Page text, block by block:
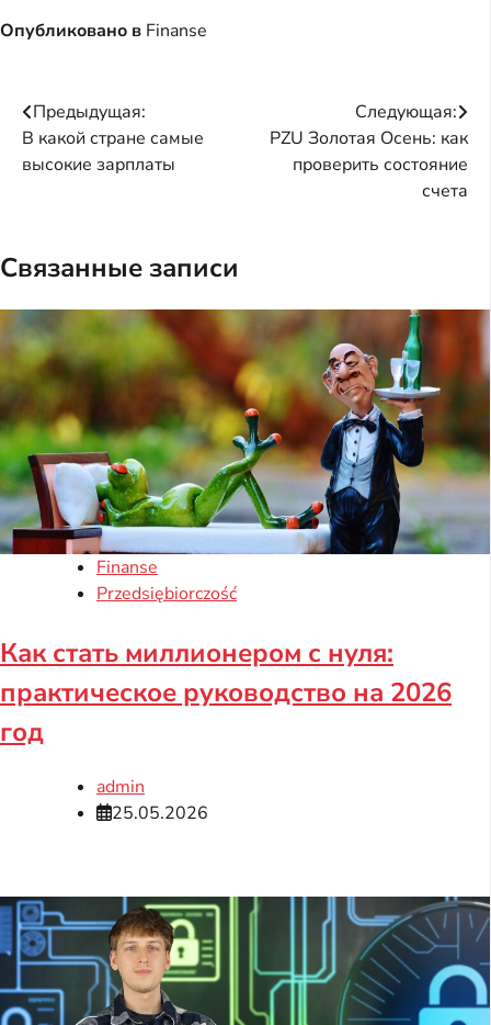
Опубликовано в Finanse
Навигация
по
Предыдущая:
В какой стране самые
высокие зарплаты
Следующая:
PZU Золотая Осень: как
проверить состояние
счета
Связанные записи
Finanse
Przedsiębiorczość
Как стать миллионером с нуля:
практическое руководство на 2026
год
admin
25.05.2026